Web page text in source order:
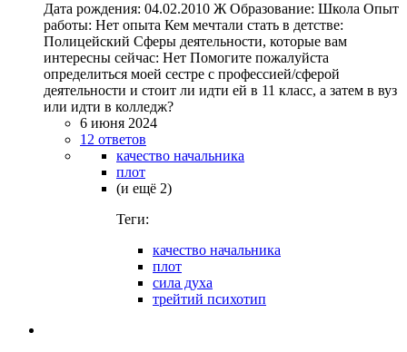
Дата рождения: 04.02.2010 Ж Образование: Школа Опыт
работы: Нет опыта Кем мечтали стать в детстве:
Полицейский Сферы деятельности, которые вам
интересны сейчас: Нет Помогите пожалуйста
определиться моей сестре с профессией/сферой
деятельности и стоит ли идти ей в 11 класс, а затем в вуз
или идти в колледж?
6 июня 2024
12 ответов
качество начальника
плот
(и ещё 2)
Теги:
качество начальника
плот
сила духа
трейтий психотип